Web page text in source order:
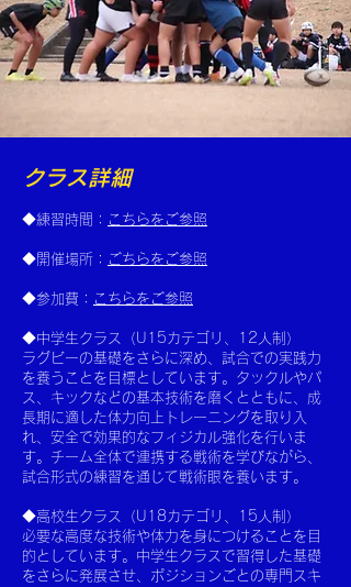
クラス詳細
◆練習時間： こちらをご参照
◆開催場所： ごちらをご参照
◆参加費： こちらをご参照
◆中学生クラス（U15カテゴリ、12人制）
ラグビーの基礎をさらに深め、試合での実践力
を養うことを目標としています。タックルやパ
ス、キックなどの基本技術を磨くとともに、成
長期に適した体力向上トレーニングを取り入
れ、安全で効果的なフィジカル強化を行いま
す。チーム全体で連携する戦術を学びながら、
試合形式の練習を通じて戦術眼を養います。
◆高校生クラス（U18カテゴリ、15人制）
必要な高度な技術や体力を身につけることを目
的としています。中学生クラスで習得した基礎
をさらに発展させ、ポジションごとの専門スキ